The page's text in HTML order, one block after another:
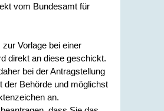
vom Bundesamt für
zur Vorlage bei einer
direkt an diese geschickt.
bei der Antragstellung
der Behörde und möglichst
an.